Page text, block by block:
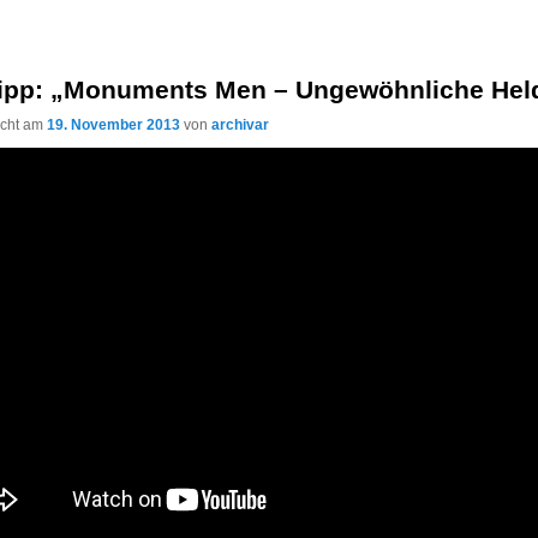
„Monuments Men – Ungewöhnliche
am19. November 2013 vonarchivar